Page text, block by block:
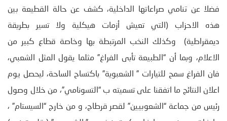
فضلا عن تنامي صراعاتها الداخلية، كشف عن حالة القطيعة بين
هذه الاحزاب (التي تعيش أزمات هيكلية ولا تسير بطريقة
ديمقراطية) وكذلك النخب المرتبطة بها وخاصة قطاع كبير من
الاعلام، وبما أن “الطبيعة تأبى الفراغ” مثلما يقول المثل الشعبي،
فان الفراغ سمح للتيارات ” الشعبوية” باكتساح الساحة، ليحصل يوم
اعلان النتائج ما اتفقنا على تسميته ب “التسونامي”، من خلال وصول
رئيس من جماعة “الشعوبيين” لقصر قرطاج، و من خارج “السيستام” ،